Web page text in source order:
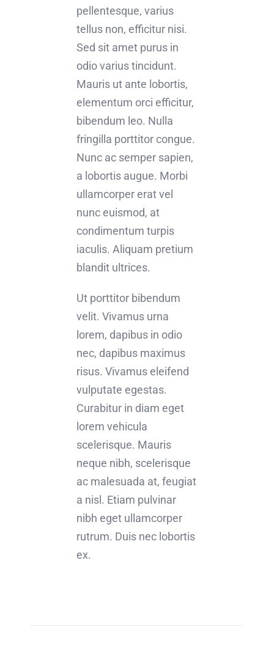
pellentesque, varius
tellus non, efficitur nisi.
Sed sit amet purus in
odio varius tincidunt.
Mauris ut ante lobortis,
elementum orci efficitur,
bibendum leo. Nulla
fringilla porttitor congue.
Nunc ac semper sapien,
a lobortis augue. Morbi
ullamcorper erat vel
nunc euismod, at
condimentum turpis
iaculis. Aliquam pretium
blandit ultrices.
Ut porttitor bibendum
velit. Vivamus urna
lorem, dapibus in odio
nec, dapibus maximus
risus. Vivamus eleifend
vulputate egestas.
Curabitur in diam eget
lorem vehicula
scelerisque. Mauris
neque nibh, scelerisque
ac malesuada at, feugiat
a nisl. Etiam pulvinar
nibh eget ullamcorper
rutrum. Duis nec lobortis
ex.